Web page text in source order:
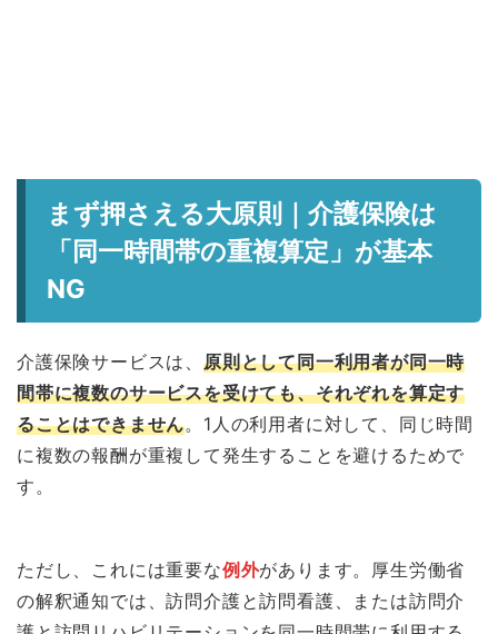
まず押さえる大原則｜介護保険は
「同一時間帯の重複算定」が基本
NG
介護保険サービスは、 原則として同一利用者が同一時
間帯に複数のサービスを受けても、それぞれを算定す
ることはできません。1人の利用者に対して、同じ時間
に複数の報酬が重複して発生することを避けるためで
す。
ただし、これには重要な例外があります。厚生労働省
の解釈通知では、訪問介護と訪問看護、または訪問介